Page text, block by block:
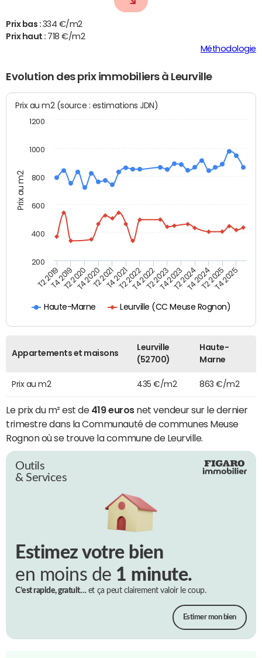
Prix bas : 334 €/m2
Prix haut : 718 €/m2
Méthodologie
Evolution des prix immobiliers à Leurville
Prix au m2
Prix au m2 (source : estimations JDN)
Haute-Marne Leurville (CC Meuse Rognon)
T2 2019T4 2019T2 2020T4 2020T2 2021T4 2021T2 2022T4 2022T2 2023T4 2023T2 2024T4 2024T2 2025T4 2025
200
400
600
800
1000
1200
Appartements et maisons
Leurville
(52700)
Haute-
Marne
Prix au m2 435 €/m2 863 €/m2
Le prix du m² est de 419 eurosnet vendeur sur le dernier
trimestre dans la Communauté de communes Meuse
Rognon où se trouve la commune de Leurville.
Outils
& Services
Estimez votre bien
en moins de 1 minute.
C’est rapide, gratuit…et ça peut clairement valoir le coup.
Estimer mon bien